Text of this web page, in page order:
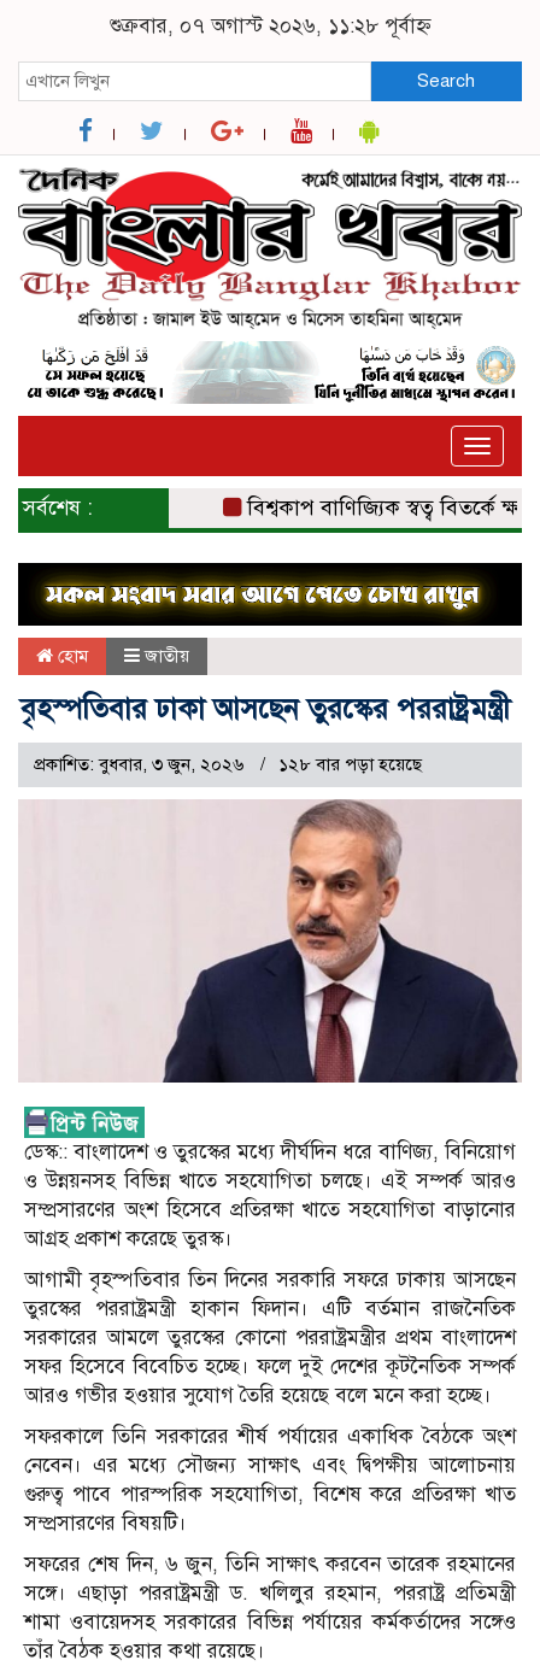
শুক্রবার, ০৭ অগাস্ট ২০২৬, ১১:২৮ পূর্বাহ্ন
Search
Toggle
সর্বশেষ : বিশ্বকাপ বাণিজ্যিক স্বত্ব বিতর্কে ক্ষমা
হোম জাতীয়
বৃহস্পতিবার ঢাকা আসছেন তুরস্কের পররাষ্ট্রমন্ত্রী
প্রকাশিত: বুধবার, ৩ জুন, ২০২৬ ১২৮ বার পড়া হয়েছে
ডেস্ক:: বাংলাদেশ ও তুরস্কের মধ্যে দীর্ঘদিন ধরে বাণিজ্য, বিনিয়োগ
ও উন্নয়নসহ বিভিন্ন খাতে সহযোগিতা চলছে। এই সম্পর্ক আরও
সম্প্রসারণের অংশ হিসেবে প্রতিরক্ষা খাতে সহযোগিতা বাড়ানোর
আগ্রহ প্রকাশ করেছে তুরস্ক।
আগামী বৃহস্পতিবার তিন দিনের সরকারি সফরে ঢাকায় আসছেন
তুরস্কের পররাষ্ট্রমন্ত্রী হাকান ফিদান। এটি বর্তমান রাজনৈতিক
সরকারের আমলে তুরস্কের কোনো পররাষ্ট্রমন্ত্রীর প্রথম বাংলাদেশ
সফর হিসেবে বিবেচিত হচ্ছে। ফলে দুই দেশের কূটনৈতিক সম্পর্ক
আরও গভীর হওয়ার সুযোগ তৈরি হয়েছে বলে মনে করা হচ্ছে।
সফরকালে তিনি সরকারের শীর্ষ পর্যায়ের একাধিক বৈঠকে অংশ
নেবেন। এর মধ্যে সৌজন্য সাক্ষাৎ এবং দ্বিপক্ষীয় আলোচনায়
গুরুত্ব পাবে পারস্পরিক সহযোগিতা, বিশেষ করে প্রতিরক্ষা খাত
সম্প্রসারণের বিষয়টি।
সফরের শেষ দিন, ৬ জুন, তিনি সাক্ষাৎ করবেন তারেক রহমানের
সঙ্গে। এছাড়া পররাষ্ট্রমন্ত্রী ড. খলিলুর রহমান, পররাষ্ট্র প্রতিমন্ত্রী
শামা ওবায়েদসহ সরকারের বিভিন্ন পর্যায়ের কর্মকর্তাদের সঙ্গেও
তাঁর বৈঠক হওয়ার কথা রয়েছে।